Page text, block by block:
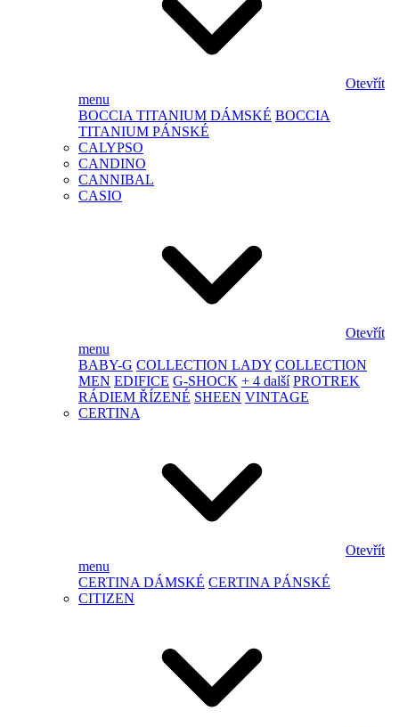
Otevřít
menu
BOCCIA TITANIUM DÁMSKÉ BOCCIA
TITANIUM PÁNSKÉ
CALYPSO
CANDINO
CANNIBAL
CASIO
Otevřít
menu
BABY-G COLLECTION LADY COLLECTION
MEN EDIFICE G-SHOCK + 4 další PROTREK
RÁDIEM ŘÍZENÉ SHEEN VINTAGE
CERTINA
Otevřít
menu
CERTINA DÁMSKÉ CERTINA PÁNSKÉ
CITIZEN